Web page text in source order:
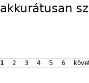
1 2 3 4 5 6